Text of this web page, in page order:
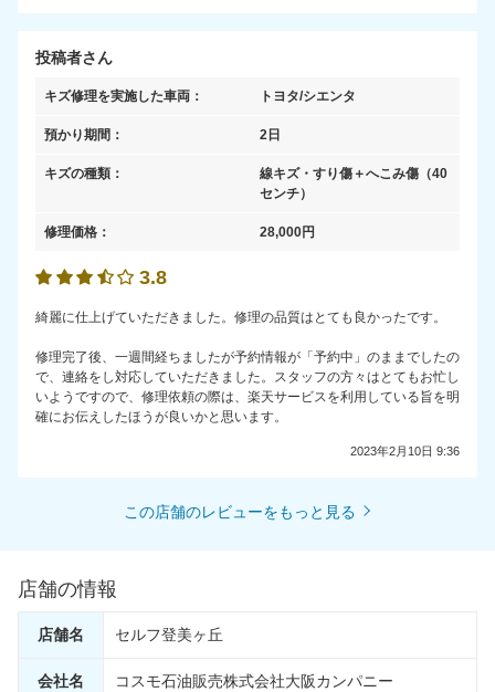
投稿者さん
キズ修理を実施した車両： トヨタ/シエンタ
預かり期間： 2日
キズの種類： 線キズ・すり傷＋へこみ傷 （40
センチ）
修理価格： 28,000円
3.8
綺麗に仕上げていただきました。修理の品質はとても良かったです。
修理完了後、一週間経ちましたが予約情報が「予約中」のままでしたの
で、連絡をし対応していただきました。スタッフの方々はとてもお忙し
いようですので、修理依頼の際は、楽天サービスを利用している旨を明
確にお伝えしたほうが良いかと思います。
2023年2月10日 9:36
この店舗のレビューをもっと見る
店舗の情報
店舗名 セルフ登美ヶ丘
会社名 コスモ石油販売株式会社大阪カンパニー